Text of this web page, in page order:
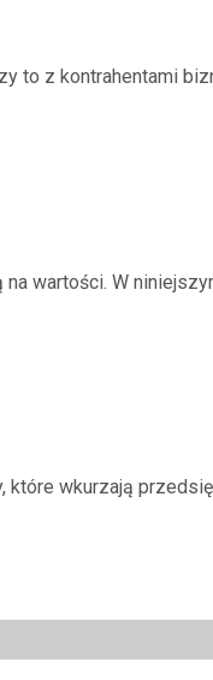
to z kontrahentami
wartości. W
które wkurzają